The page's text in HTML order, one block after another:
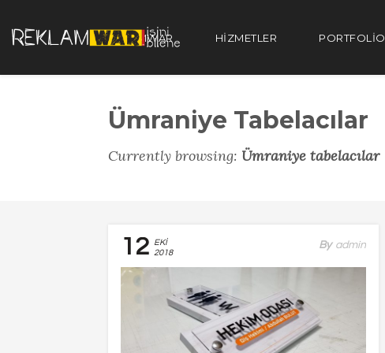
REKLAMWAR HIZMETLER PORTFOLIO
Ümraniye Tabelacılar
Currently browsing: Ümraniye tabelacılar
12
EKI
2018
By Admin